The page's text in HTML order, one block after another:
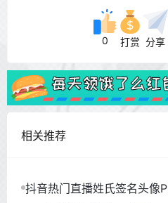
0 打赏 分享
相关推荐
抖音热门直播姓氏签名头像